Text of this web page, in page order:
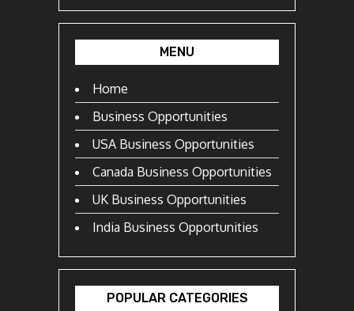
MENU
Home
Business Opportunities
USA Business Opportunities
Canada Business Opportunities
UK Business Opportunities
India Business Opportunities
POPULAR CATEGORIES